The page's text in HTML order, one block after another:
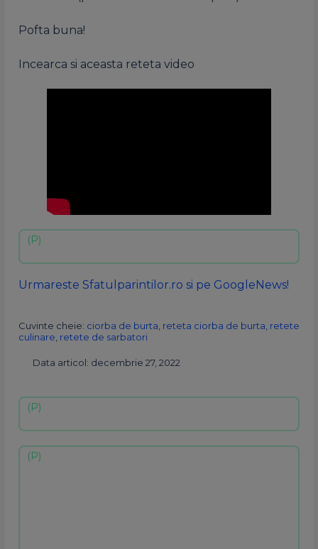
Pofta buna!
Incearca si aceasta reteta video
Urmareste Sfatulparintilor.ro si pe GoogleNews!
Cuvinte cheie: ciorba de burta reteta ciorba de burta retete
culinare retete de sarbatori
Data articol: decembrie 27, 2022